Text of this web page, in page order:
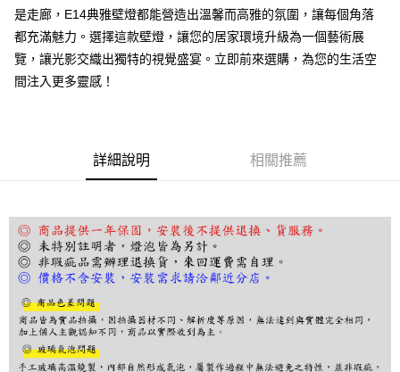
AFTEE先享後付
相關說明
【關於「AFTEE先享後付」】
AFTEE先享後付是「在收到商品之後才付款」的支付方式。 讓您購物簡單
便利好安心！
【「AFTEE先享後付」結帳流程】
２．訂單成立數日內，您將收到繳費通知簡訊。
３．收到繳費通知簡訊後14天內，點擊此簡訊中的連結，可透過四大超商／
ATM／網路銀行／等多元方式進行付款，方視為交易完成。
※ 請注意：結帳手續完成當下不需立刻繳費，但若您需要取消訂單，請聯絡
購買商品的店家。未經商家同意取消之訂單仍視為有效，需透過AFTEE先享
後付繳納相關費用。
※ 交易是否成功請以「AFTEE先享後付 」之結帳頁面顯示為準，若有關於
是否繳費成功／繳費後需取消欲退款等相關疑問，請聯繫「AFTEE先享後付
客戶支援中心」https://netprotections.freshdesk.com/support/home
每筆NT$180，滿NT$5,000(含以上)免運費
是走廊，E14典雅壁燈都能營造出溫馨而高雅的氛圍，讓每個角落
都充滿魅力。選擇這款壁燈，讓您的居家環境升級為一個藝術展
覽，讓光影交織出獨特的視覺盛宴。立即前來選購，為您的生活空
間注入更多靈感！
詳細說明 相關推薦